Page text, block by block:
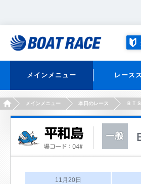
メインメニュー レース
HOMEメインメニュー 本日のレース ＢＴ
11月20日